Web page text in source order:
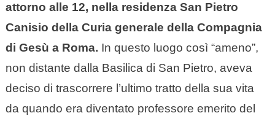
attorno alle 12, nella residenza San Pietro
Canisio della Curia generale della Compagnia
di Gesù a Roma. In questo luogo così “ameno”,
non distante dalla Basilica di San Pietro, aveva
deciso di trascorrere l’ultimo tratto della sua vita
da quando era diventato professore emerito del